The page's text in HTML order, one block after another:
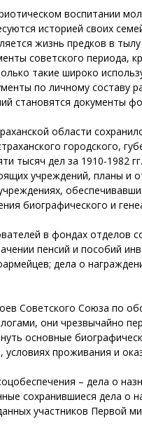
воспитании
историей своих
жизнь предков в
советского периода,
такие широко
по личному
становятся документы
области
городского,
тысяч дел за 1910-1982
учреждений, планы
биографического и
в фондах отделов
пенсий и пособий
дела о
Советского Союза по
они чрезвычайно
основные
проживания и
– дела о
сохранившиеся дела о
участников Первой